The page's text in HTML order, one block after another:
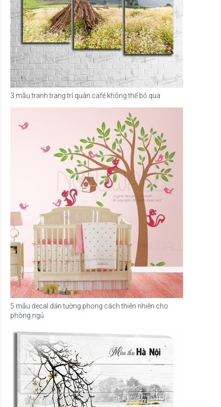
3 mẫu tranh trang trí quán café không thể bỏ qua
5 mẫu decal dán tường phong cách thiên nhiên cho
phòng ngủ